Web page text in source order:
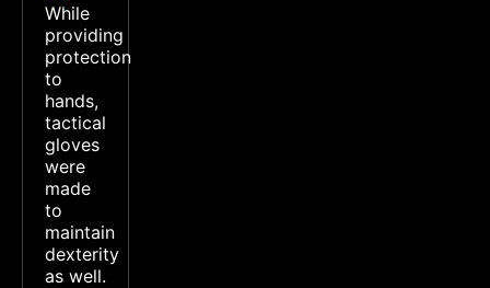
While
providing
protection
to
hands,
tactical
gloves
were
made
to
maintain
dexterity
as well.